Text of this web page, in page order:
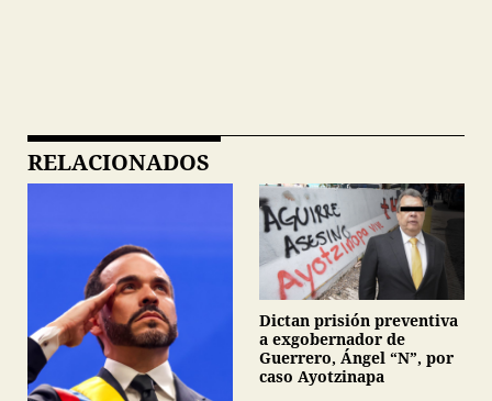
RELACIONADOS
Dictan prisión preventiva
a exgobernador de
Guerrero, Ángel “N”, por
caso Ayotzinapa